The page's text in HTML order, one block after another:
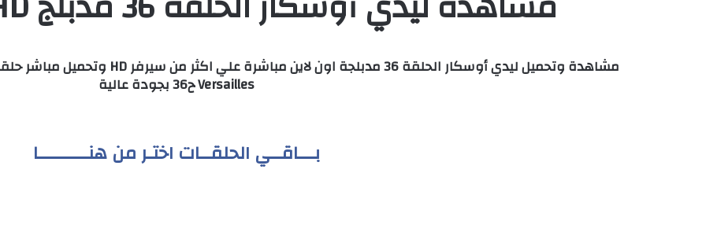
Versailles ح36 بجودة عالية
بـــاقــي الحلقــات اختـر من هنـــــــــا